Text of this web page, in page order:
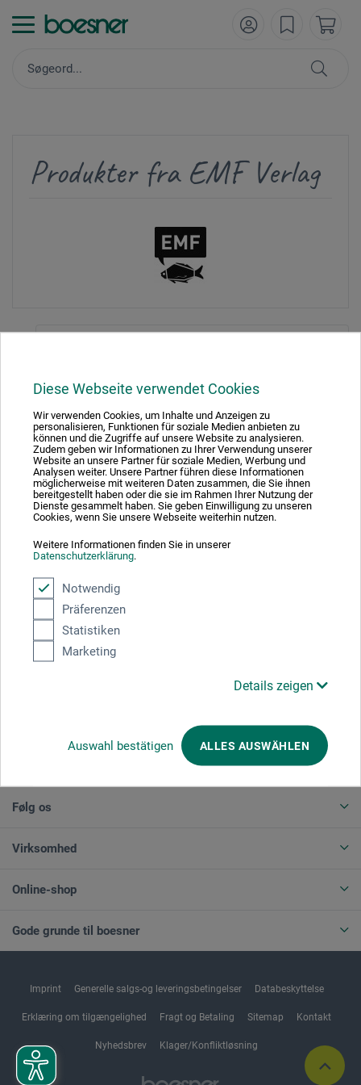
Diese Webseite verwendet Cookies
Wir verwenden Cookies, um Inhalte und Anzeigen zu
personalisieren, Funktionen für soziale Medien anbieten zu
können und die Zugriffe auf unsere Website zu analysieren.
Zudem geben wir Informationen zu Ihrer Verwendung unserer
Website an unsere Partner für soziale Medien, Werbung und
Analysen weiter. Unsere Partner führen diese Informationen
möglicherweise mit weiteren Daten zusammen, die Sie ihnen
bereitgestellt haben oder die sie im Rahmen Ihrer Nutzung der
Dienste gesammelt haben. Sie geben Einwilligung zu unseren
Cookies, wenn Sie unsere Webseite weiterhin nutzen.
Weitere Informationen finden Sie in unserer
Datenschutzerklärung.
Notwendig
Präferenzen
Statistiken
Marketing
Details zeigen
Auswahl bestätigen ALLES AUSWÄHLEN
Produkter fra EMF Verlag
1
Absolut sikker
Betalingsmetoder
Følg os
Virksomhed
Online-shop
Gode grunde til boesner
Imprint Generelle salgs-og leveringsbetingelser Databeskyttelse
Erklæring om tilgængelighed Fragt og Betaling Sitemap Kontakt
Nyhedsbrev Klager/Konfliktløsning